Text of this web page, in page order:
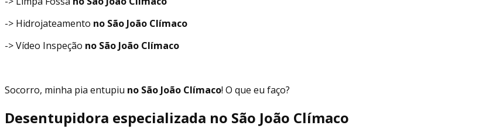
-> Hidrojateamento no São João Clímaco
-> Vídeo Inspeção no São João Clímaco
Socorro, minha pia entupiu no São João Clímaco! O que eu faço?
Desentupidora especializada no São João Clímaco